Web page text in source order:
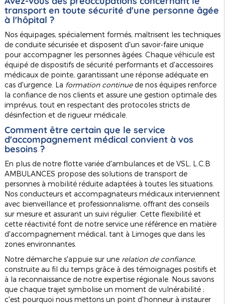
transport en toute sécurité d'une personne âgée
à l'hôpital ?
Nos équipages, spécialement formés, maîtrisent les techniques
de conduite sécurisée et disposent d'un savoir-faire unique
pour accompagner les personnes âgées. Chaque véhicule est
équipé de dispositifs de sécurité performants et d'accessoires
médicaux de pointe, garantissant une réponse adéquate en
cas d'urgence. La formation continuede nos équipes renforce
la confiance de nos clients et assure une gestion optimale des
imprévus, tout en respectant des protocoles stricts de
désinfection et de rigueur médicale.
Comment être certain que le service
d'accompagnement médical convient à vos
besoins ?
En plus de notre flotte variée d'ambulances et de VSL, L.C.B
AMBULANCES propose des solutions de transport de
personnes à mobilité réduite adaptées à toutes les situations.
Nos conducteurs et accompagnateurs médicaux interviennent
avec bienveillance et professionnalisme, offrant des conseils
sur mesure et assurant un suivi régulier. Cette flexibilité et
cette réactivité font de notre service une référence en matière
d'accompagnement médical, tant à Limoges que dans les
zones environnantes.
Notre démarche s'appuie sur une relation de confiance,
construite au fil du temps grâce à des témoignages positifs et
à la reconnaissance de notre expertise régionale. Nous savons
que chaque trajet symbolise un moment de vulnérabilité ;
c'est pourquoi nous mettons un point d'honneur à instaurer